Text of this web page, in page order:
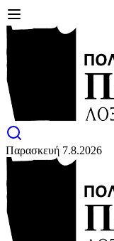
Παρασκευή 7.8.2026